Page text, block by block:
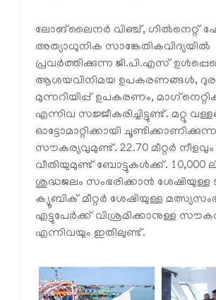
ലോങ്‌ലൈനർ വിഞ്ച്, ഗിൽനെറ്റ്
അത്യാധുനിക സാങ്കേതികവിദ്യയിൽ
പ്രവർത്തിക്കുന്ന ജി.പി.എസ്
ആശയവിനിമയ ഉപകരണങ്ങൾ,
മുന്നറിയിപ്പ് ഉപകരണം,
എന്നിവ സജ്ജീകരിച്ചിട്ടുണ്ട്. മറ്റു
ഓട്ടോമാറ്റിക്കായി ചൂണ്ടിക്കാണിക്കുന്ന
സൗകര്യവുമുണ്ട്. 22.70 മീറ്റർ നീളവും
വീതിയുമുണ്ട് ബോട്ടുകൾക്ക്. 10,000
ശുദ്ധജലം സംഭരിക്കാൻ ശേഷിയുള്ള
ക്യൂബിക് മീറ്റർ ശേഷിയുള്ള
എട്ടുപേർക്ക് വിശ്രമിക്കാനുള്ള
എന്നിവയും ഇതിലുണ്ട്.